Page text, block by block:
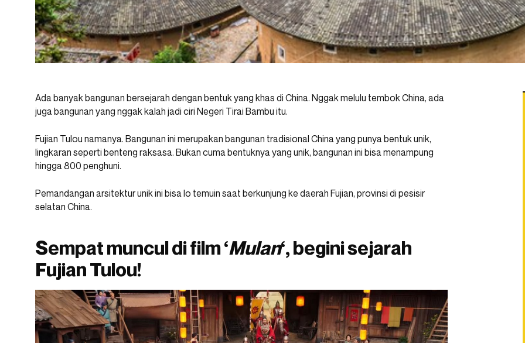
Ada banyak bangunan bersejarah dengan bentuk yang khas di China. Nggak melulu tembok China, ada
juga bangunan yang nggak kalah jadi ciri Negeri Tirai Bambu itu.
Fujian Tulou namanya. Bangunan ini merupakan bangunan tradisional China yang punya bentuk unik,
lingkaran seperti benteng raksasa. Bukan cuma bentuknya yang unik, bangunan ini bisa menampung
hingga 800 penghuni.
Pemandangan arsitektur unik ini bisa lo temuin saat berkunjung ke daerah Fujian, provinsi di pesisir
selatan China.
Sempat muncul di film ‘Mulan‘, begini sejarah
Fujian Tulou!